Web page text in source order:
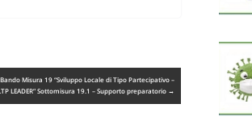
Bando Misura 19 “Sviluppo Locale di Tipo Partecipativo –
LEADER” Sottomisura 19.1 – Supporto preparatorio →